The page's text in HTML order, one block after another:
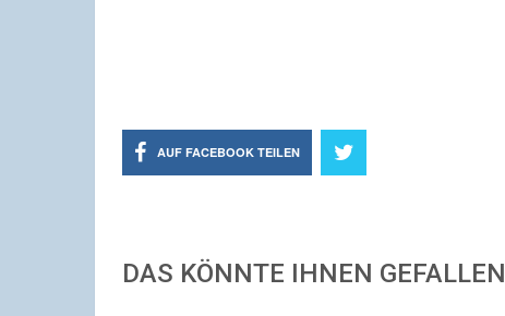
AUF FACEBOOK TEILEN
DAS KÖNNTE IHNEN GEFALLEN